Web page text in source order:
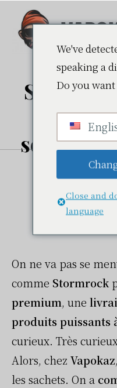
Passer
contenu
Passer
latérale
Vapokaz.fr
qui
service
avis
24 juillet
On ne va pas se
comme Stormrock
premium, une
produits puissants
curieux. Très
Alors, chez Vapokaz
les sachets. On a
We've
speaking a
Do you
Close and
language